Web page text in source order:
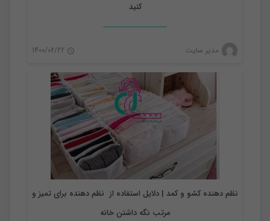
0
کنید
مدیر سایت 1400/02/22
نظم دهنده
نظم دهنده کشو و کمد | دلایل استفاده از نظم دهنده برای تمیز و
مرتب نگه داشتن خانه